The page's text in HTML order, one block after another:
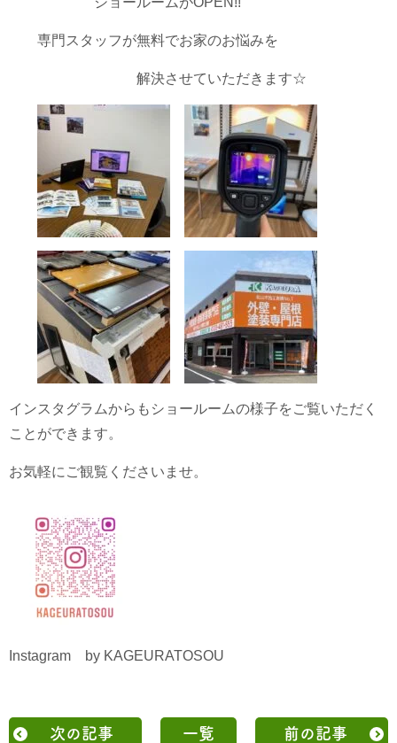
専門スタッフが無料でお家のお悩みを
解決させていただきます☆
インスタグラムからもショールームの様子をご覧いただく
ことができます。
お気軽にご観覧くださいませ。
Instagram by KAGEURATOSOU
次の記事 一覧 前の記事